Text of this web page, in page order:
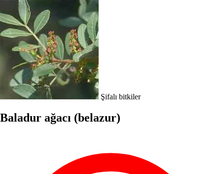
Şifalı bitkiler
Baladur ağacı (belazur)